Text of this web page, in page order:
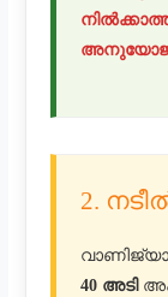
2.
40 അടി